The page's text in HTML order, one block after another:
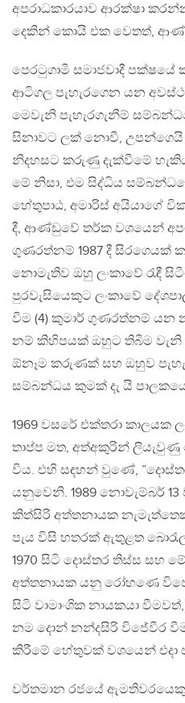
අපරාධකාරයාව ආරක්ෂා
දෙකින් කොයි එක වෙතත්,
පෙරටුගාමී සමාජවාදී
ආටිගල පැහැරගෙන යන
මෙවැනි පැහැරගැනීම්
සිනාවට ලක් නොවී,
නිදහසට කරුණු දැක්වීමේ
මේ නිසා, එම සිද්ධිය
හේතුපාඨ, අමාරිස් අයියාගේ
දී, ආණ්ඩුවේ තර්ක වශයෙන්
ගුණරත්නම් 1987 දී සිරගෙයක්
නොමැතිව ඔහු ලංකාවේ රැඳී
පුරවැසියෙකුට ලංකාවේ
වීම (4) කුමාර් ගුණරත්නම්
නම් කිහිපයක් ඔහුට තිබීම වැනි
ඕනෑම කරුණක් සහ ඔහුව
සම්බන්ධය කුමක් දැ යි
1969 වසරේ එක්තරා කාලයක
තාප්ප මත, අත්අකුරින්
විය. එහි සඳහන් වුණේ,
යනුවෙනි. 1989 නොවැම්බර් 13
කිත්සිරි අත්තනායක
පැය විසි හතරක් ඇතුළත
1970 සිටි දොස්තර තිස්ස සහ
අත්තනායක යනු රෝහණෙ
සිටි වාමාංශික නායකයා
නම දොන් නන්දසිරි විජේවීර
කිරීමේ හේතුවක් වශයෙන් එදා
වර්තමාන රජයේ